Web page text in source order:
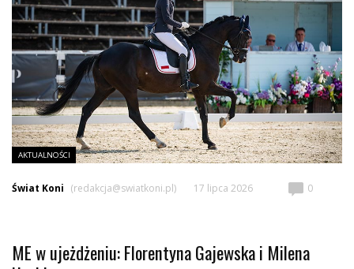
AKTUALNOŚCI
Świat Koni (redakcja@swiatkoni.pl) 17 lipca 2026 0
ME w ujeżdżeniu: Florentyna Gajewska i Milena